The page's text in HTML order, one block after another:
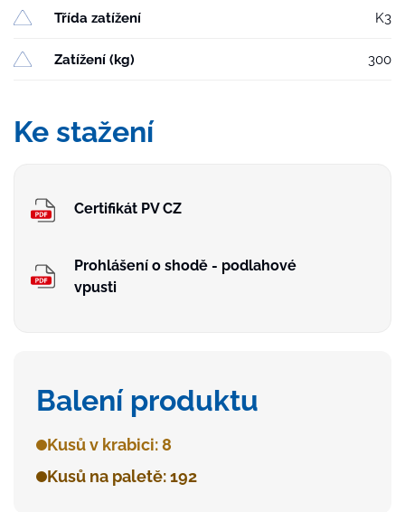
Třída zatížení K3
Zatížení (kg) 300
Ke stažení
Certifikát PV CZ
Prohlášení o shodě - podlahové
vpusti
Balení produktu
Kusů v krabici: 8
Kusů na paletě: 192